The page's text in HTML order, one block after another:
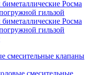
Росма
гильзой
Росма
гильзой
смесительные клапаны
смесительные